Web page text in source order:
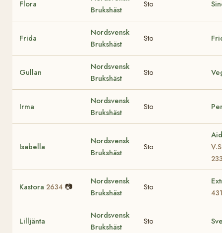
Flora
Brukshäst
Sto
Frida
Nordsvensk
Brukshäst
Sto
Gullan
Nordsvensk
Brukshäst
Sto
Irma
Nordsvensk
Brukshäst
Sto
Isabella
Nordsvensk
Brukshäst
Sto
Kastora 2634 📷
Nordsvensk
Brukshäst
Sto
431
Lilljänta
Nordsvensk
Brukshäst
Sto